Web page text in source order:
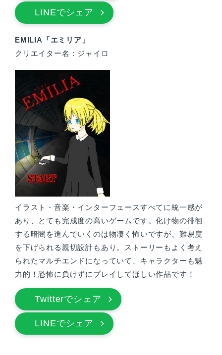
LINEでシェア
EMILIA「エミリア」
クリエイター名：ジャイロ
イラスト・音楽・インターフェースすべてに統一感が
あり、とても完成度の高いゲームです。化け物の徘徊
する暗闇を進んでいくのは物凄く怖いですが、難易度
を下げられる親切設計もあり。ストーリーもよく考え
られたマルチエンドになっていて、キャラクターも魅
力的！恐怖に負けずにプレイしてほしい作品です！
Twitterでシェア
LINEでシェア